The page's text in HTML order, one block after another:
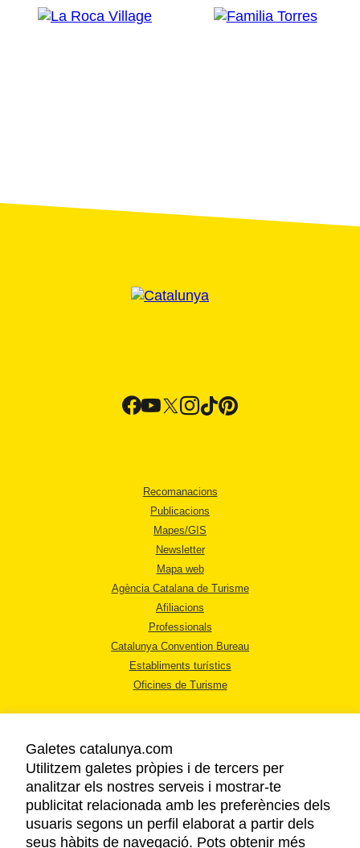
Recomanacions
Publicacions
Mapes/GIS
Newsletter
Mapa web
Agència Catalana de Turisme
Afiliacions
Professionals
Catalunya Convention Bureau
Establiments turístics
Oficines de Turisme
AVÍS LEGAL
POLÍTICA DE PRIVACITAT
COOKIES
Galetes catalunya.com
Utilitzem galetes pròpies i de tercers per
analitzar els nostres serveis i mostrar-te
publicitat relacionada amb les preferències dels
usuaris segons un perfil elaborat a partir dels
seus hàbits de navegació. Pots obtenir més